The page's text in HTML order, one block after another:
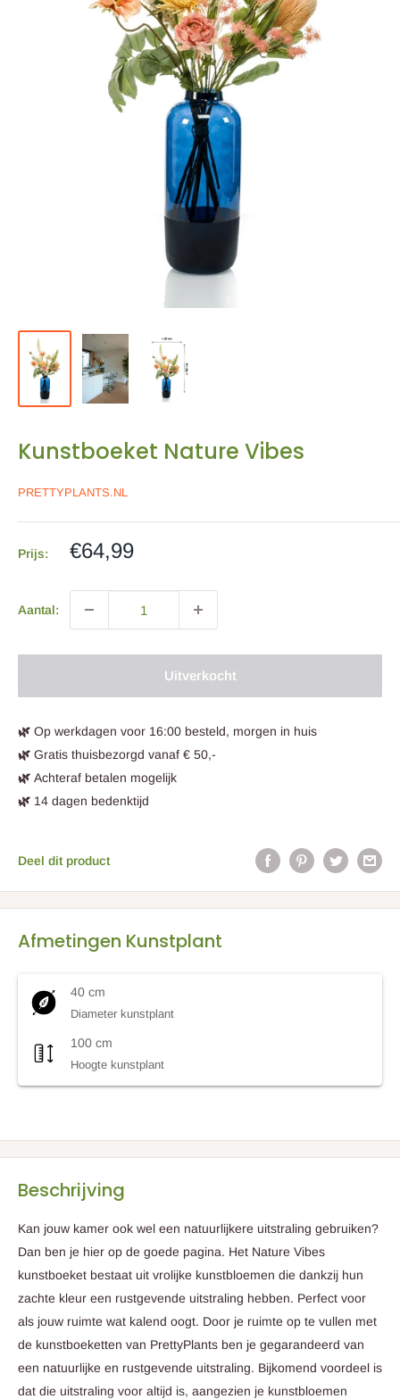
Kunstboeket Nature Vibes
PRETTYPLANTS.NL
Prijs:
Sale
€64,99
Aantal:
Uitverkocht
🌿 Op werkdagen voor 16:00 besteld, morgen in huis
🌿 Gratis thuisbezorgd vanaf € 50,-
🌿 Achteraf betalen mogelijk
🌿 14 dagen bedenktijd
Deel dit product
Afmetingen Kunstplant
40 cm
Diameter kunstplant
100 cm
Hoogte kunstplant
Beschrijving
Kan jouw kamer ook wel een natuurlijkere uitstraling gebruiken?
Dan ben je hier op de goede pagina. Het Nature Vibes
kunstboeket bestaat uit vrolijke kunstbloemen die dankzij hun
zachte kleur een rustgevende uitstraling hebben. Perfect voor
als jouw ruimte wat kalend oogt. Door je ruimte op te vullen met
de kunstboeketten van PrettyPlants ben je gegarandeerd van
een natuurlijke en rustgevende uitstraling. Bijkomend voordeel is
dat die uitstraling voor altijd is, aangezien je kunstbloemen